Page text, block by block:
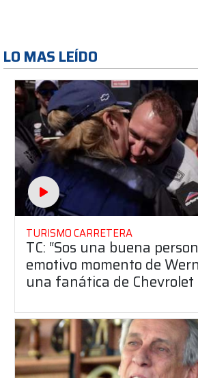
LO MAS LEÍDO
TURISMO CARRETERA
TC: “Sos una buena
emotivo momento de
una fanática de Chevrolet